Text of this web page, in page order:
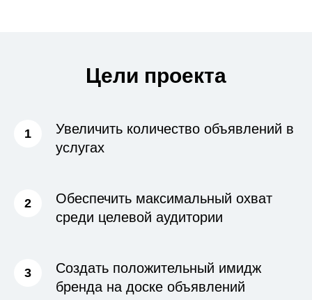
Цели проекта
Увеличить количество объявлений в
услугах
Обеспечить максимальный охват
среди целевой аудитории
Создать положительный имидж
бренда на доске объявлений